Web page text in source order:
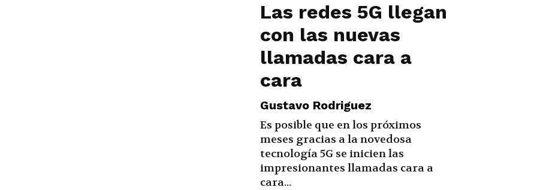
Las redes 5G llegan
con las nuevas
llamadas cara a
cara
Gustavo Rodriguez
Es posible que en los próximos
meses gracias a la novedosa
tecnología 5G se inicien las
impresionantes llamadas cara a
cara...